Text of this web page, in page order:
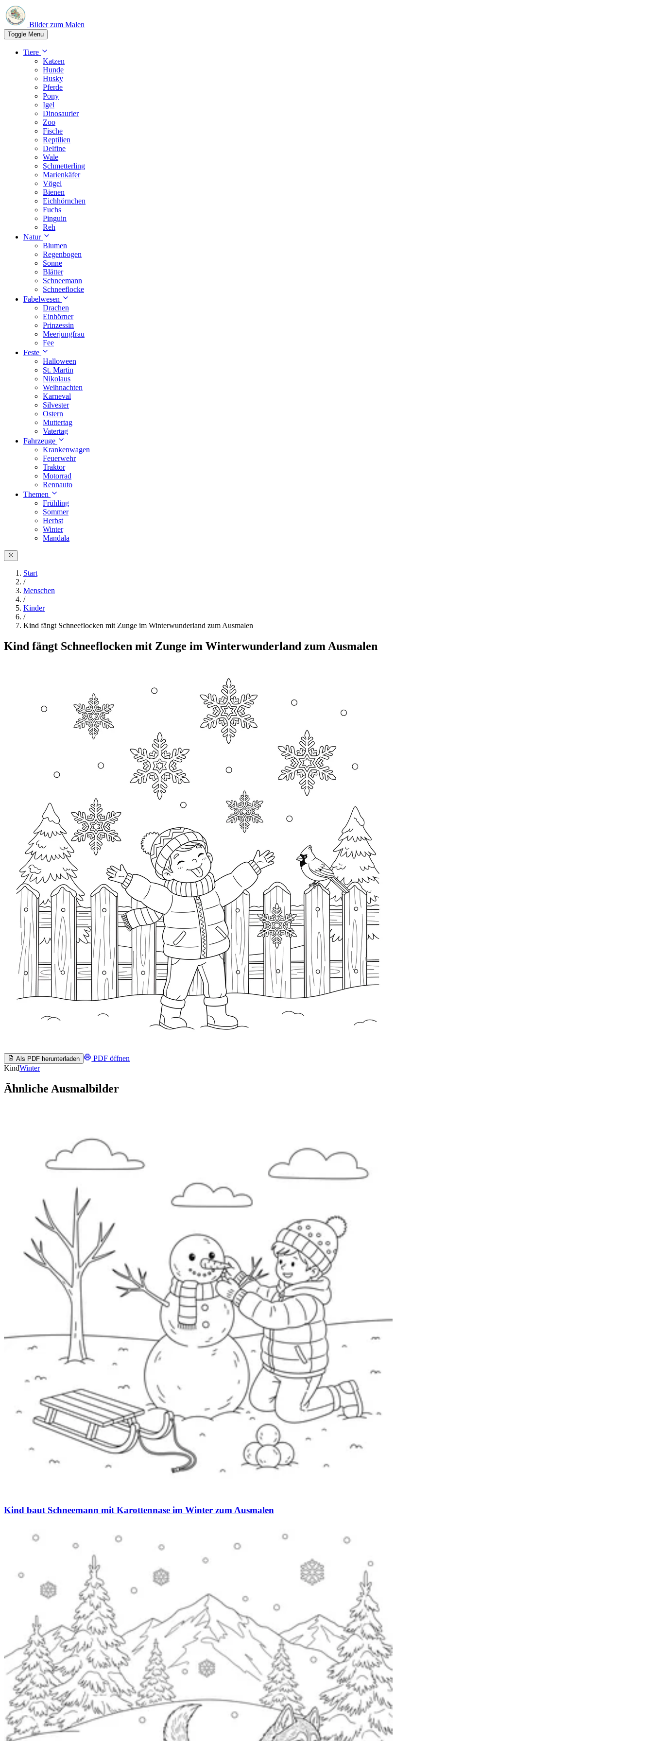
Bilder zum Malen
Toggle Menu
Tiere
Katzen
Hunde
Husky
Pferde
Pony
Igel
Dinosaurier
Zoo
Fische
Reptilien
Delfine
Wale
Schmetterling
Marienkäfer
Vögel
Bienen
Eichhörnchen
Fuchs
Pinguin
Reh
Natur
Blumen
Regenbogen
Sonne
Blätter
Schneemann
Schneeflocke
Fabelwesen
Drachen
Einhörner
Prinzessin
Meerjungfrau
Fee
Feste
Halloween
St. Martin
Nikolaus
Weihnachten
Karneval
Silvester
Ostern
Muttertag
Vatertag
Fahrzeuge
Krankenwagen
Feuerwehr
Traktor
Motorrad
Rennauto
Themen
Frühling
Sommer
Herbst
Winter
Mandala
Start
/
Menschen
/
Kinder
/
Kind fängt Schneeflocken mit Zunge im Winterwunderland zum Ausmalen
Kind fängt Schneeflocken mit Zunge im Winterwunderland zum Ausmalen
Als PDF herunterladen
PDF öffnen
KindWinter
Ähnliche Ausmalbilder
Kind baut Schneemann mit Karottennase im Winter zum Ausmalen